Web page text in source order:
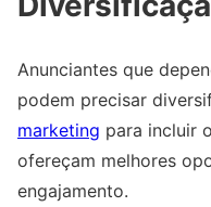
Anunciantes que
podem precisar
marketing para incluir
ofereçam melhores
engajamento.